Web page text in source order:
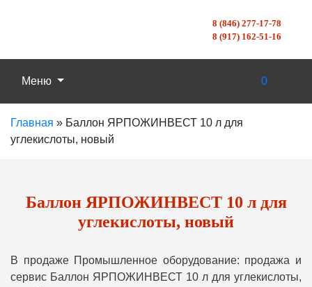
8 (846) 277-17-78
8 (917) 162-51-16
Меню 0
Главная » Баллон ЯРПОЖИНВЕСТ 10 л для
углекислоты, новый
Баллон ЯРПОЖИНВЕСТ 10 л для
углекислоты, новый
В продаже Промышленное оборудование: продажа и
сервис Баллон ЯРПОЖИНВЕСТ 10 л для углекислоты,